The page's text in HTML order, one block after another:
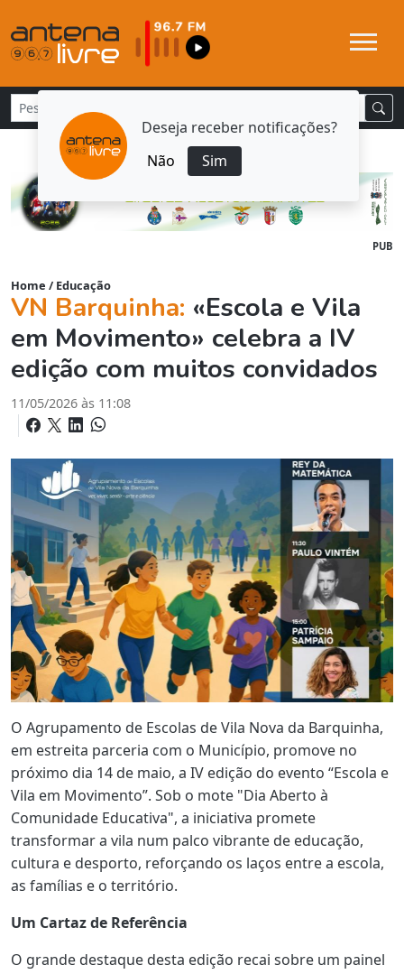
Deseja receber notificações?
Não
Sim
PUB
Home / Educação
VN Barquinha: «Escola e Vila
em Movimento» celebra a IV
edição com muitos convidados
11/05/2026 às 11:08
O Agrupamento de Escolas de Vila Nova da Barquinha,
em estreita parceria com o Município, promove no
próximo dia 14 de maio, a IV edição do evento “Escola e
Vila em Movimento”. Sob o mote "Dia Aberto à
Comunidade Educativa", a iniciativa promete
transformar a vila num palco vibrante de educação,
cultura e desporto, reforçando os laços entre a escola,
as famílias e o território.
Um Cartaz de Referência
O grande destaque desta edição recai sobre um painel